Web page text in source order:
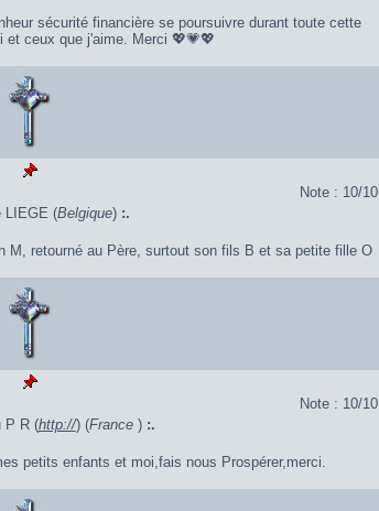
sécurité financière se poursuivre durant toute cette
et ceux que j'aime. Merci 💖💗💖
Note : 10/10
LIEGE (Belgique) :.
M, retourné au Père, surtout son fils B et sa petite fille O
Note : 10/10
P R (http://) (France ) :.
petits enfants et moi,fais nous Prospérer,merci.